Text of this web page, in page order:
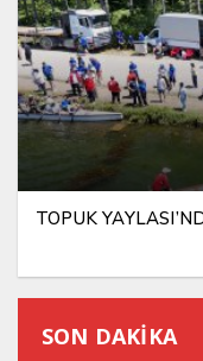
TOPUK
SON DAKİKA